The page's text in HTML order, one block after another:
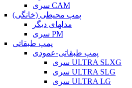
سری CAM
پمپ محیطی (خانگی)
مدلهای دیگر
سری PM
پمپ طبقاتی
پمپ طبقاتی-عمودی
سری ULTRA SLXG
سری ULTRA SLG
سری ULTRA LG